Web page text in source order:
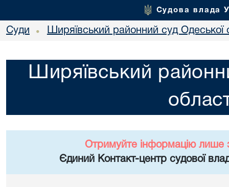
Судова влада
Суди • Ширяївський районний суд Одеської
Ширяївський
Отримуйте інформацію лише
Єдиний Контакт-центр судової